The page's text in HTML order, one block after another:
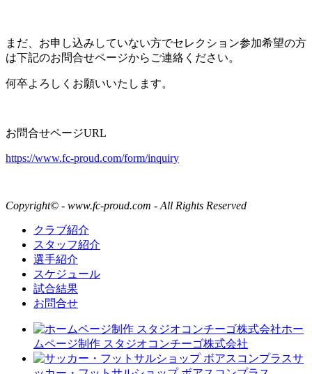
まだ、お申し込みしていない方でセレクション参加希望の方
は下記のお問合せページからご連絡ください。
何卒よろしくお願いいたします。
お問合せページURL
https://www.fc-proud.com/form/inquiry
Copyright© - www.fc-proud.com - All Rights Reserved
クラブ紹介
スタッフ紹介
選手紹介
スケジュール
試合結果
お問合せ
ホー
ムページ制作 スタジオコンチーゴ株式会社
サ